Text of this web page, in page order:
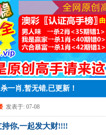
一肖,暂无错,已更新！
发表于: 07-08
持你,一起发大财!!!!